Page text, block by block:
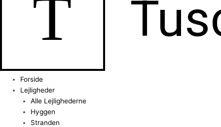
T
Forside
Lejligheder
Alle Lejlighederne
Hyggen
Stranden